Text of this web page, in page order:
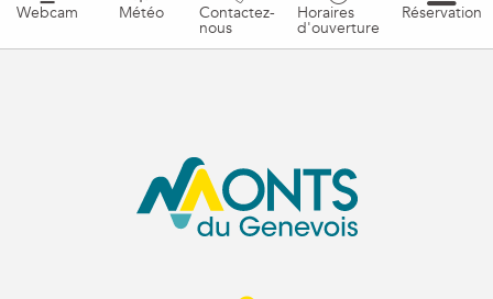
Webcam Météo Contactez-
nous
Horaires
d'ouverture
Réservation